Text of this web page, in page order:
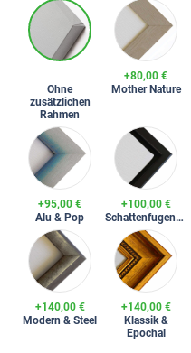
Ohne
zusätzlichen
Rahmen
+80,00 €
Mother Nature
+95,00 €
Alu & Pop
+100,00 €
Schattenfugenrahmen
+140,00 €
Modern & Steel
+140,00 €
Klassik &
Epochal